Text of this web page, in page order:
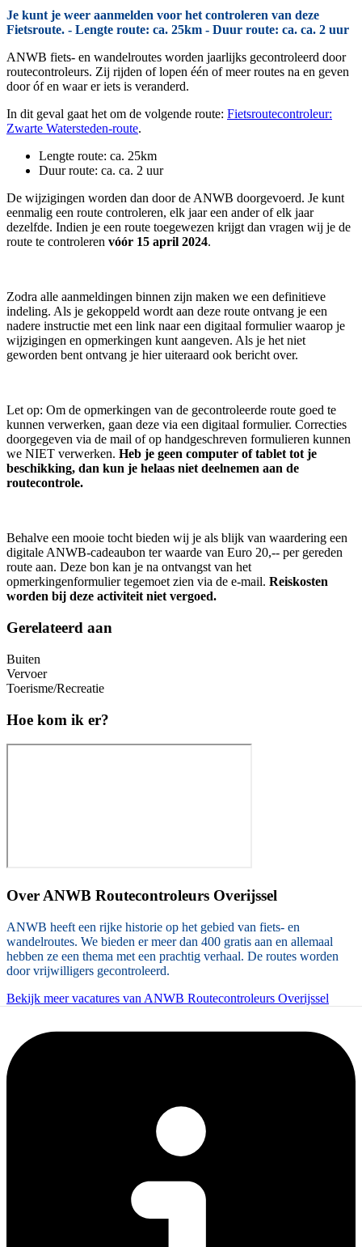
Je kunt je weer aanmelden voor het controleren van deze
Fietsroute. - Lengte route: ca. 25km - Duur route: ca. ca. 2 uur
ANWB fiets- en wandelroutes worden jaarlijks gecontroleerd door
routecontroleurs. Zij rijden of lopen één of meer routes na en geven
door óf en waar er iets is veranderd.
In dit geval gaat het om de volgende route: Fietsroutecontroleur:
Zwarte Watersteden-route.
Lengte route: ca. 25km
Duur route: ca. ca. 2 uur
De wijzigingen worden dan door de ANWB doorgevoerd. Je kunt
eenmalig een route controleren, elk jaar een ander of elk jaar
dezelfde. Indien je een route toegewezen krijgt dan vragen wij je de
route te controleren vóór 15 april 2024.
Zodra alle aanmeldingen binnen zijn maken we een definitieve
indeling. Als je gekoppeld wordt aan deze route ontvang je een
nadere instructie met een link naar een digitaal formulier waarop je
wijzigingen en opmerkingen kunt aangeven. Als je het niet
geworden bent ontvang je hier uiteraard ook bericht over.
Let op: Om de opmerkingen van de gecontroleerde route goed te
kunnen verwerken, gaan deze via een digitaal formulier. Correcties
doorgegeven via de mail of op handgeschreven formulieren kunnen
we NIET verwerken. Heb je geen computer of tablet tot je
beschikking, dan kun je helaas niet deelnemen aan de
routecontrole.
Behalve een mooie tocht bieden wij je als blijk van waardering een
digitale ANWB-cadeaubon ter waarde van Euro 20,-- per gereden
route aan. Deze bon kan je na ontvangst van het
opmerkingenformulier tegemoet zien via de e-mail. Reiskosten
worden bij deze activiteit niet vergoed.
Gerelateerd aan
Buiten
Vervoer
Toerisme/Recreatie
Hoe kom ik er?
Over ANWB Routecontroleurs Overijssel
ANWB heeft een rijke historie op het gebied van fiets- en
wandelroutes. We bieden er meer dan 400 gratis aan en allemaal
hebben ze een thema met een prachtig verhaal. De routes worden
door vrijwilligers gecontroleerd.
Bekijk meer vacatures van ANWB Routecontroleurs Overijssel